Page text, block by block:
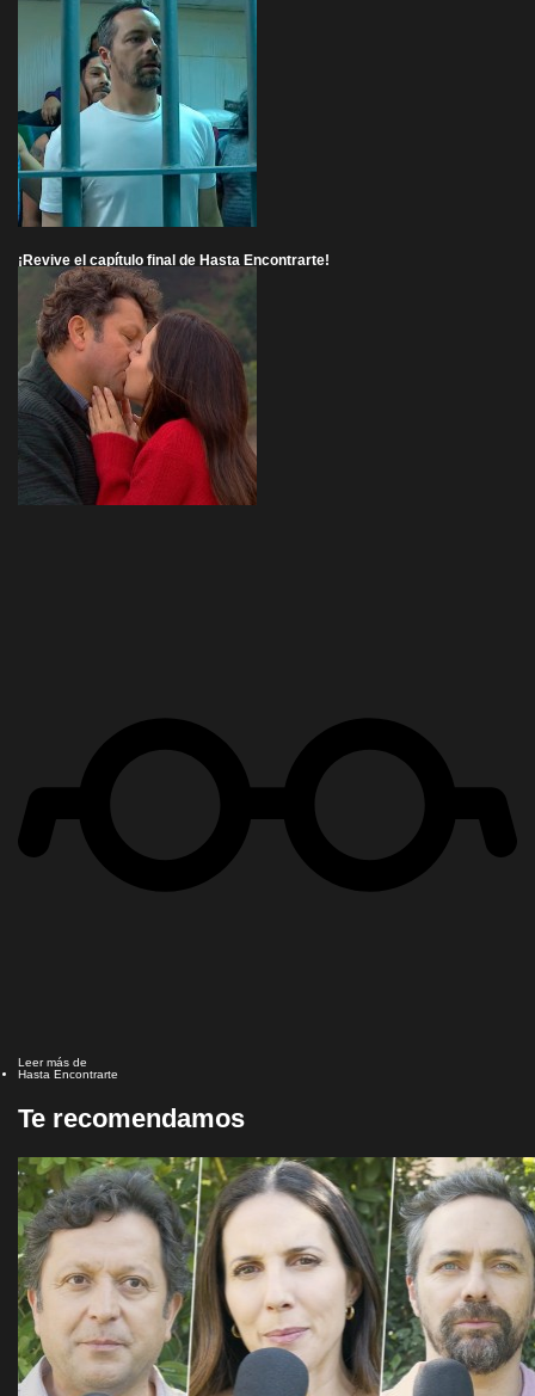
¡Revive el capítulo final de Hasta Encontrarte!
Leer más de
Hasta Encontrarte
Te recomendamos